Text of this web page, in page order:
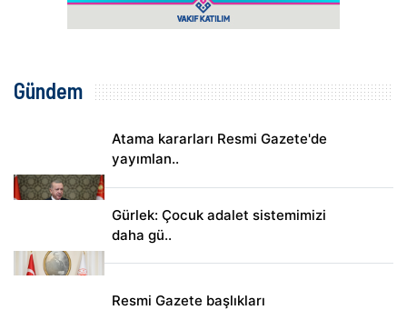
Gündem
Atama kararları Resmi Gazete'de
yayımlan..
Gürlek: Çocuk adalet sistemimizi
daha gü..
Resmi Gazete başlıkları